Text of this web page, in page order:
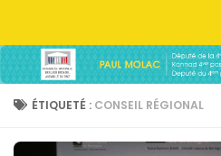
ÉTIQUETÉ : CONSEIL RÉGIONAL